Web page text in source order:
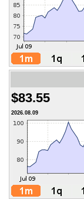
$83.55
2026.08.09